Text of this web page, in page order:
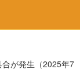
が発生（2025年7